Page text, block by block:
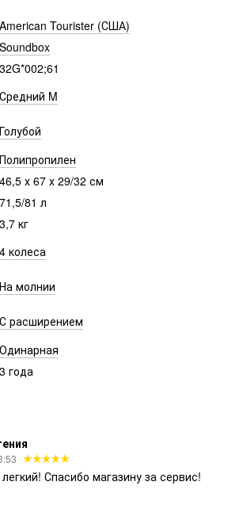
American Tourister (США)
Soundbox
32G*002;61
Средний M
Голубой
Полипропилен
46,5 х 67 х 29/32 см
71,5/81 л
3,7 кг
4 колеса
На молнии
С расширением
Одинарная
3 года
Спасибо магазину за сервис!